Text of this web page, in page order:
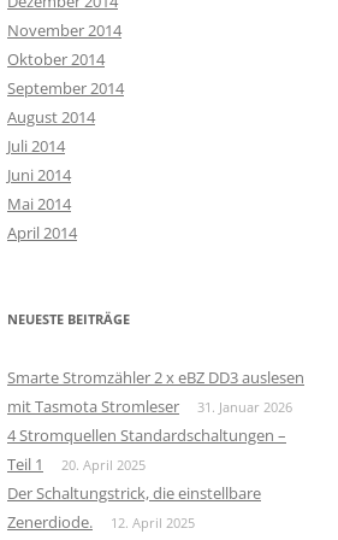
November 2014
Oktober 2014
September 2014
August 2014
Juli 2014
Juni 2014
Mai 2014
April 2014
NEUESTE BEITRÄGE
Smarte Stromzähler 2 x eBZ DD3 auslesen
mit Tasmota Stromleser
31. Januar 2026
4 Stromquellen Standardschaltungen –
Teil 1
20. April 2025
Der Schaltungstrick, die einstellbare
Zenerdiode.
12. April 2025